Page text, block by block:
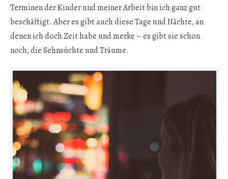
Terminen der Kinder und meiner Arbeit bin ich ganz gut
beschäftigt. Aber es gibt auch diese Tage und Nächte, an
denen ich doch Zeit habe und merke – es gibt sie schon
noch, die Sehnsüchte und Träume.